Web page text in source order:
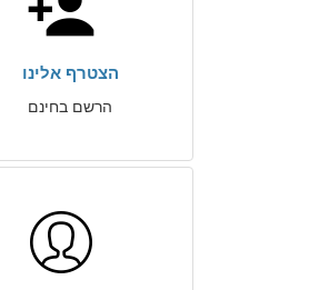
הצטרף אלינו
הרשם בחינם